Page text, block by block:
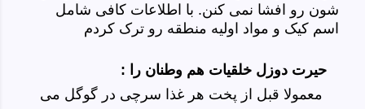
شون رو افشا نمی کنن. با اطلاعات کافی شامل
اسم کیک و مواد اولیه منطقه رو ترک کردم
حیرت دوزل خلقیات هم وطنان را :
معمولا قبل از پخت هر غذا سرچی در گوگل می